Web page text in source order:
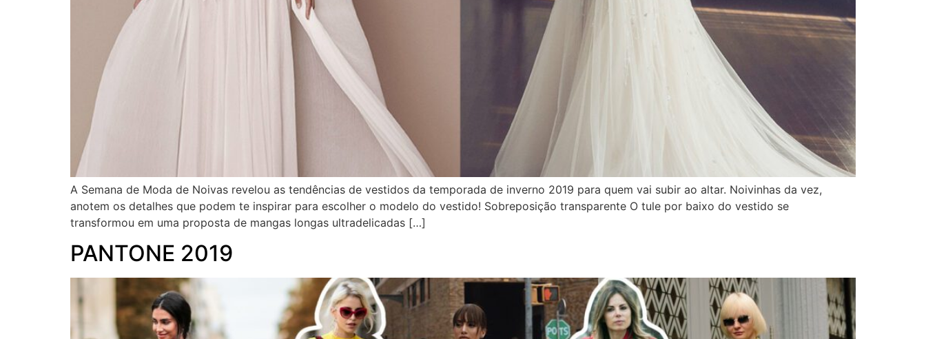
A Semana de Moda de Noivas revelou as tendências de vestidos da temporada de inverno 2019 para quem vai subir ao altar. Noivinhas da vez,
anotem os detalhes que podem te inspirar para escolher o modelo do vestido! Sobreposição transparente O tule por baixo do vestido se
transformou em uma proposta de mangas longas ultradelicadas […]
PANTONE 2019